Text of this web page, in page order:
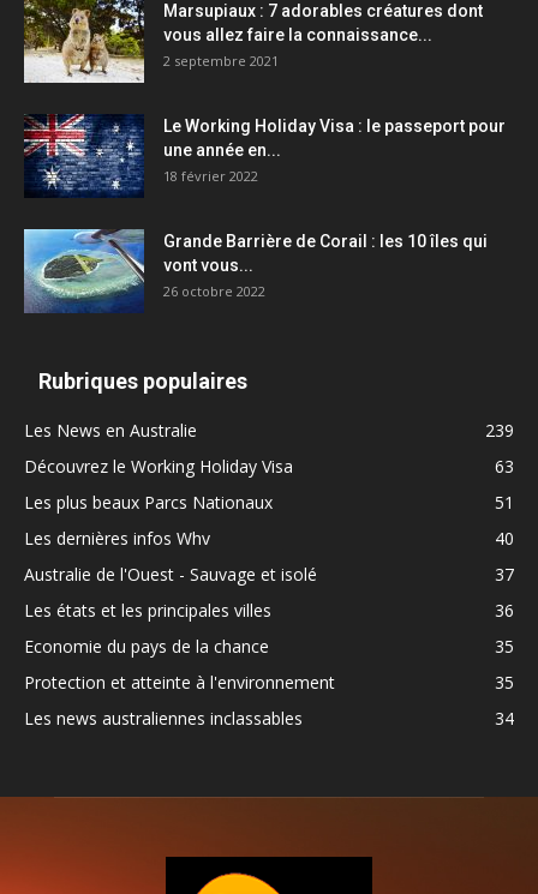
Marsupiaux : 7 adorables créatures dont
vous allez faire la connaissance...
2 septembre 2021
Le Working Holiday Visa : le passeport pour
une année en...
18 février 2022
Grande Barrière de Corail : les 10 îles qui
vont vous...
26 octobre 2022
Rubriques populaires
Les News en Australie
239
Découvrez le Working Holiday Visa
63
Les plus beaux Parcs Nationaux
51
Les dernières infos Whv
40
Australie de l'Ouest - Sauvage et isolé
37
Les états et les principales villes
36
Economie du pays de la chance
35
Protection et atteinte à l'environnement
35
Les news australiennes inclassables
34